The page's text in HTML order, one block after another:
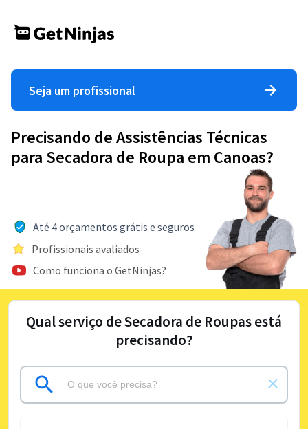
Seja um profissional
Precisando de Assistências Técnicas
para Secadora de Roupa em Canoas?
Até 4 orçamentos grátis e seguros
Profissionais avaliados
Como funciona o GetNinjas?
Qual serviço de Secadora de Roupas está
precisando?